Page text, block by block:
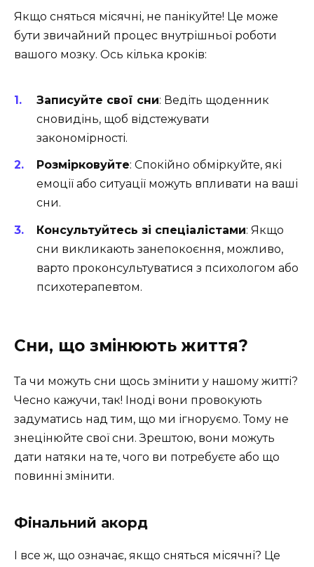
Якщо сняться місячні, не панікуйте! Це може
бути звичайний процес внутрішньої роботи
вашого мозку. Ось кілька кроків:
Записуйте свої сни: Ведіть щоденник
сновидінь, щоб відстежувати
закономірності.
Розмірковуйте: Спокійно обміркуйте, які
емоції або ситуації можуть впливати на ваші
сни.
Консультуйтесь зі спеціалістами: Якщо
сни викликають занепокоєння, можливо,
варто проконсультуватися з психологом або
психотерапевтом.
Сни, що змінюють життя?
Та чи можуть сни щось змінити у нашому житті?
Чесно кажучи, так! Іноді вони провокують
задуматись над тим, що ми ігноруємо. Тому не
знецінюйте свої сни. Зрештою, вони можуть
дати натяки на те, чого ви потребуєте або що
повинні змінити.
Фінальний акорд
І все ж, що означає, якщо сняться місячні? Це